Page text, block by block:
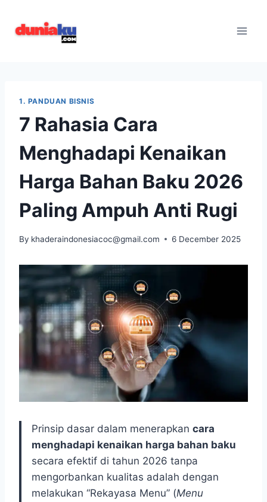
content
1. PANDUAN BISNIS
7 Rahasia Cara
Menghadapi Kenaikan
Harga Bahan Baku 2026
Paling Ampuh Anti Rugi
By khaderaindonesiacoc@gmail.com 6 December 2025
Prinsip dasar dalam menerapkan cara
menghadapi kenaikan harga bahan baku
secara efektif di tahun 2026 tanpa
mengorbankan kualitas adalah dengan
melakukan “Rekayasa Menu” (Menu